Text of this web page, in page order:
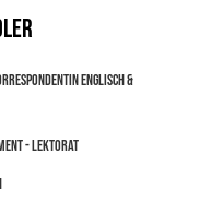
Englisch &
- Lektorat